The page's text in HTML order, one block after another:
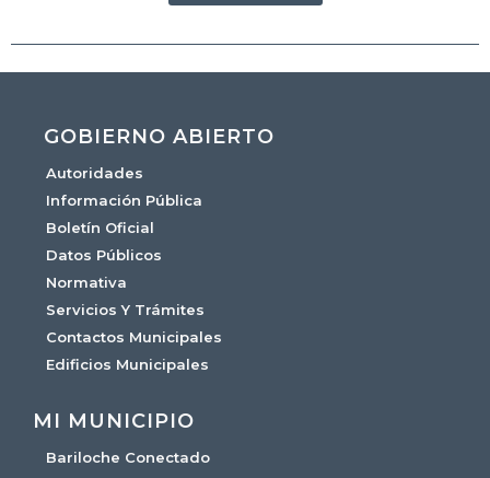
GOBIERNO ABIERTO
Autoridades
Información Pública
Boletín Oficial
Datos Públicos
Normativa
Servicios Y Trámites
Contactos Municipales
Edificios Municipales
MI MUNICIPIO
Bariloche Conectado